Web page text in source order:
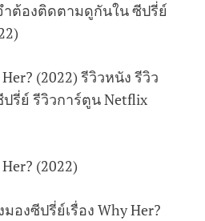
ำต้องติดตามดูกันใน ซีปรี่ย์
(2022) รีวิวหนัง รีวิว
รี่ย์ รีวิวการ์ตูน Netflix
(2022)
องซีปรี่ย์เรื่อง Why Her?